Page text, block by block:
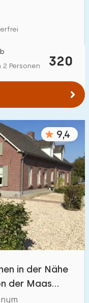
320
Personen
9,4
in der Nähe
der Maas